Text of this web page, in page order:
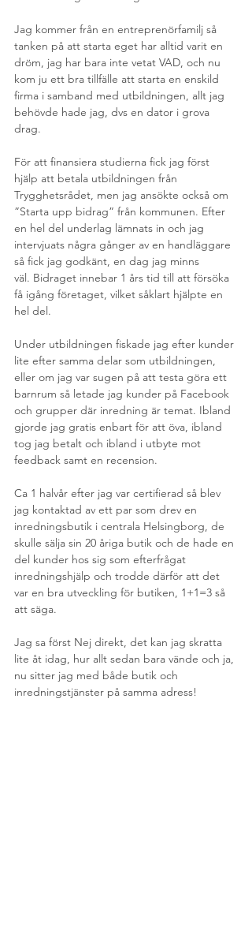
Jag kommer från en entreprenörfamilj så
tanken på att starta eget har alltid varit en
dröm, jag har bara inte vetat VAD, och nu
kom ju ett bra tillfälle att starta en enskild
firma i samband med utbildningen, allt jag
behövde hade jag, dvs en dator i grova
drag.
För att finansiera studierna fick jag först
hjälp att betala utbildningen från
Trygghetsrådet, men jag ansökte också om
”Starta upp bidrag” från kommunen. Efter
en hel del underlag lämnats in och jag
intervjuats några gånger av en handläggare
så fick jag godkänt, en dag jag minns
väl. Bidraget innebar 1 års tid till att försöka
få igång företaget, vilket såklart hjälpte en
hel del.
Under utbildningen fiskade jag efter kunder
lite efter samma delar som utbildningen,
eller om jag var sugen på att testa göra ett
barnrum så letade jag kunder på Facebook
och grupper där inredning är temat. Ibland
gjorde jag gratis enbart för att öva, ibland
tog jag betalt och ibland i utbyte mot
feedback samt en recension.
Ca 1 halvår efter jag var certifierad så blev
jag kontaktad av ett par som drev en
inredningsbutik i centrala Helsingborg, de
skulle sälja sin 20 åriga butik och de hade en
del kunder hos sig som efterfrågat
inredningshjälp och trodde därför att det
var en bra utveckling för butiken, 1+1=3 så
att säga.
Jag sa först Nej direkt, det kan jag skratta
lite åt idag, hur allt sedan bara vände och ja,
nu sitter jag med både butik och
inredningstjänster på samma adress!